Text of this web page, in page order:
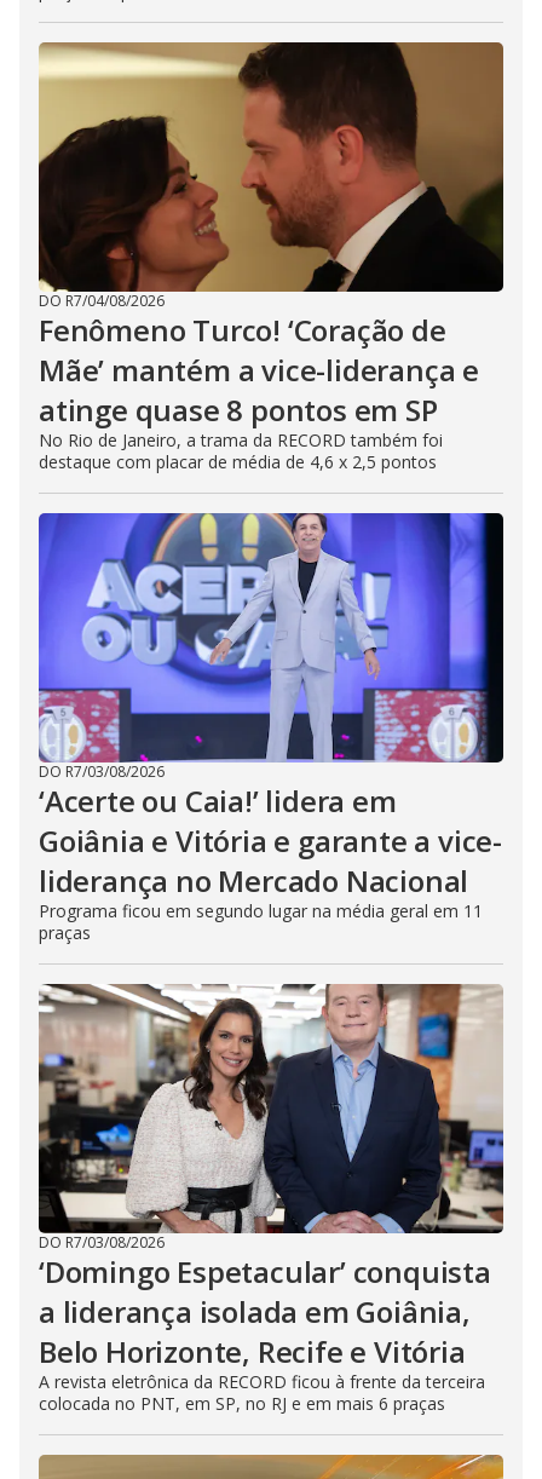
DO R7/04/08/2026
Fenômeno Turco! ‘Coração de
Mãe’ mantém a vice-liderança e
atinge quase 8 pontos em SP
No Rio de Janeiro, a trama da RECORD também foi
destaque com placar de média de 4,6 x 2,5 pontos
DO R7/03/08/2026
‘Acerte ou Caia!’ lidera em
Goiânia e Vitória e garante a vice-
liderança no Mercado Nacional
Programa ficou em segundo lugar na média geral em 11
praças
DO R7/03/08/2026
‘Domingo Espetacular’ conquista
a liderança isolada em Goiânia,
Belo Horizonte, Recife e Vitória
A revista eletrônica da RECORD ficou à frente da terceira
colocada no PNT, em SP, no RJ e em mais 6 praças